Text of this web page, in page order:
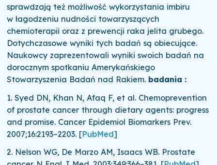
sprawdzają też możliwość wykorzystania imbiru
w łagodzeniu nudności towarzyszących
chemioterapii oraz z prewencji raka jelita grubego.
Dotychczasowe wyniki tych badań są obiecujące.
Naukowcy zaprezentowali wyniki swoich badań na
dorocznym spotkaniu Amerykańskiego
Stowarzyszenia Badań nad Rakiem. badania :
1. Syed DN, Khan N, Afaq F, et al. Chemoprevention
of prostate cancer through dietary agents: progress
and promise. Cancer Epidemiol Biomarkers Prev.
2007;16:2193–2203. [PubMed]
2. Nelson WG, De Marzo AM, Isaacs WB. Prostate